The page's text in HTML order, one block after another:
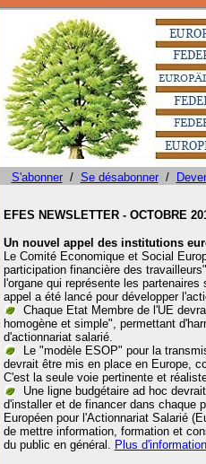
S'abonner/ Se désabonner/
EFES NEWSLETTER - OCTOBRE
Un nouvel appel des institutions
Le Comité Economique et Social
participation financière des
l'organe qui représente les
appel a été lancé pour développer
Chaque Etat Membre de l'UE
homogène et simple", permettant
d'actionnariat salarié.
Le "modèle ESOP" pour la
devrait être mis en place en Europe,
C'est la seule voie pertinente et
Une ligne budgétaire ad hoc
d'installer et de financer dans chaque
Européen pour l'Actionnariat Salarié
de mettre information, formation et
du public en général. Plus d'information